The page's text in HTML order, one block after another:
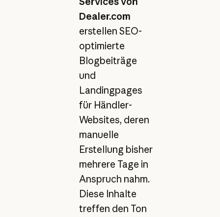
Dealer.com
erstellen SEO-
optimierte
Blogbeiträge
und
Landingpages
für Händler-
Websites, deren
manuelle
Erstellung bisher
mehrere Tage in
Anspruch nahm.
Diese Inhalte
treffen den Ton